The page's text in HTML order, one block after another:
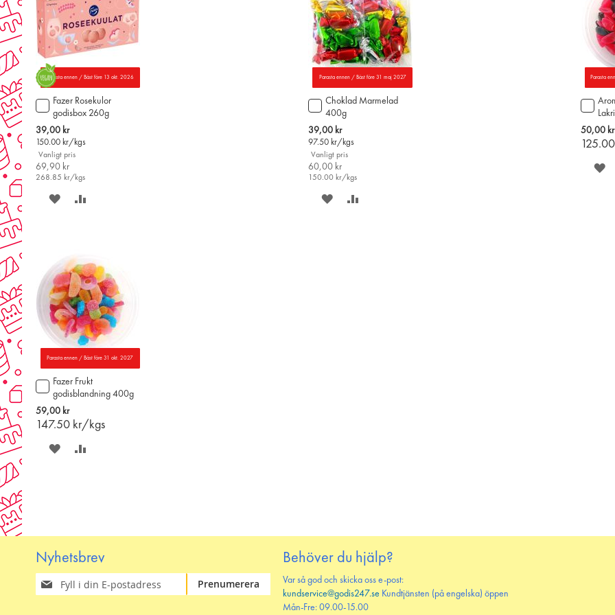
Parasta ennen / Bäst före 13 okt. 2026
Fazer Rosekulor
godisbox 260g
Special
Price
39,00 kr
150.00 kr/kgs
Vanligt pris
69,90 kr
268.85 kr/kgs
Lägg
till
i
varukorgen
SPARA
Parasta ennen / Bäst före 31 maj 2027
Choklad Marmelad
400g
Special
Price
39,00 kr
97.50 kr/kgs
Vanligt pris
60,00 kr
150.00 kr/kgs
Lägg
till
i
varukorgen
SPARA
Parasta
50,00 kr
125.00
Lägg
till
i
Parasta ennen / Bäst före 31 okt. 2027
Fazer Frukt
godisblandning 400g
59,00 kr
147.50 kr/kgs
Lägg
till
i
varukorgen
SPARA
Nyhetsbrev
Prenumerera
på
Prenumerera
Behöver du hjälp?
Var så god och skicka oss e-post:
kundservice@godis247.se Kundtjänsten (på engelska) öppen
Mån-Fre: 09.00-15.00